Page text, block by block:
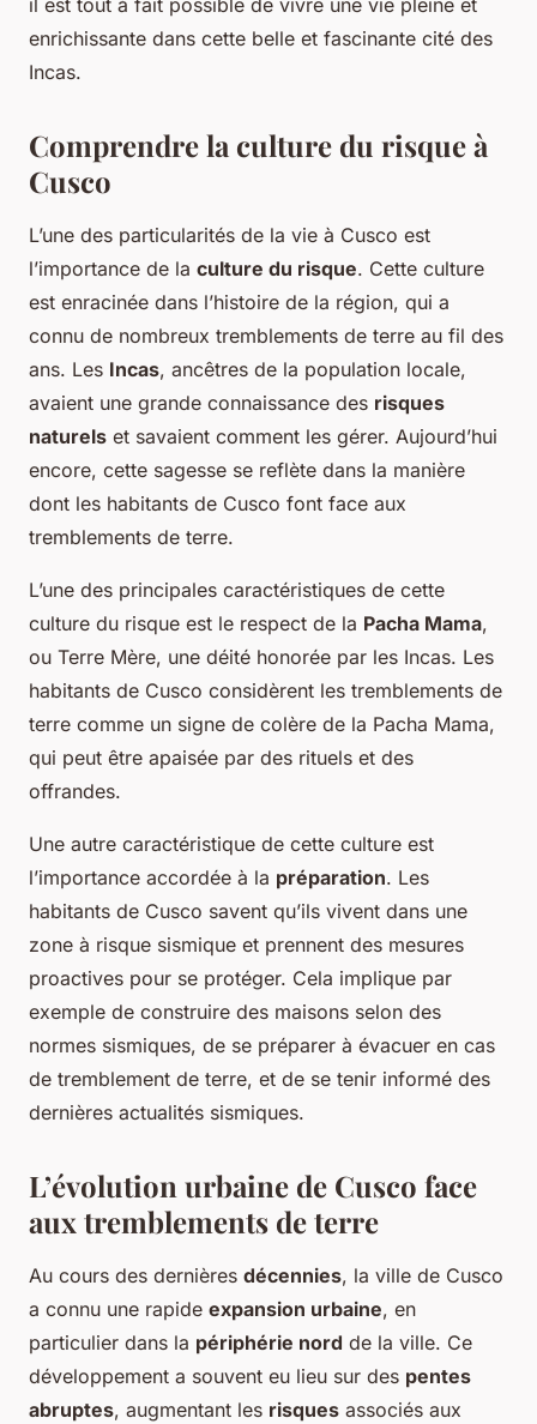
il est tout à fait possible de vivre une vie pleine et
enrichissante dans cette belle et fascinante cité des
Incas.
Comprendre la culture du risque à
Cusco
L’une des particularités de la vie à Cusco est
l’importance de la culture du risque. Cette culture
est enracinée dans l’histoire de la région, qui a
connu de nombreux tremblements de terre au fil des
ans. Les Incas, ancêtres de la population locale,
avaient une grande connaissance des risques
naturels et savaient comment les gérer. Aujourd’hui
encore, cette sagesse se reflète dans la manière
dont les habitants de Cusco font face aux
tremblements de terre.
L’une des principales caractéristiques de cette
culture du risque est le respect de la Pacha Mama,
ou Terre Mère, une déité honorée par les Incas. Les
habitants de Cusco considèrent les tremblements de
terre comme un signe de colère de la Pacha Mama,
qui peut être apaisée par des rituels et des
offrandes.
Une autre caractéristique de cette culture est
l’importance accordée à la préparation. Les
habitants de Cusco savent qu’ils vivent dans une
zone à risque sismique et prennent des mesures
proactives pour se protéger. Cela implique par
exemple de construire des maisons selon des
normes sismiques, de se préparer à évacuer en cas
de tremblement de terre, et de se tenir informé des
dernières actualités sismiques.
L’évolution urbaine de Cusco face
aux tremblements de terre
Au cours des dernières décennies, la ville de Cusco
a connu une rapide expansion urbaine, en
particulier dans la périphérie nord de la ville. Ce
développement a souvent eu lieu sur des pentes
abruptes, augmentant les risques associés aux